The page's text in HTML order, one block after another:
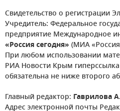
Свидетельство о регистрации
Учредитель: Федеральное
предприятие Международное
«Россия сегодня» (МИА «Россия
При любом использовании
РИА Новости Крым
обязательна не ниже второго
Главный редактор: Гаврилова
Адрес электронной почты